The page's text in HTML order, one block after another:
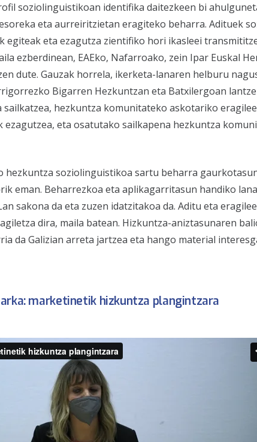
soziolinguistikoan identifika daitezkeen bi
eta aurreiritzietan eragiteko beharra. Adituek
eta ezagutza zientifiko hori ikasleei
ezberdinean, EAEko, Nafarroako, zein Ipar Euskal
dute. Gauzak horrela, ikerketa-lanaren helburu
Bigarren Hezkuntzan eta Batxilergoan
hezkuntza komunitateko askotariko
eta osatutako sailkapena hezkuntza
hezkuntza soziolinguistikoa sartu beharra
eman. Beharrezkoa eta aplikagarritasun handiko
sakona da eta zuzen idatzitakoa da. Aditu eta
dira, maila batean. Hizkuntza-aniztasunaren
da Galizian arreta jartzea eta hango material
marketinetik hizkuntza plangintzara